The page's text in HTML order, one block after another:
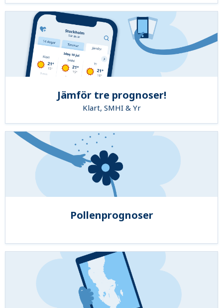
Jämför tre prognoser!
Klart, SMHI & Yr
Pollenprognoser